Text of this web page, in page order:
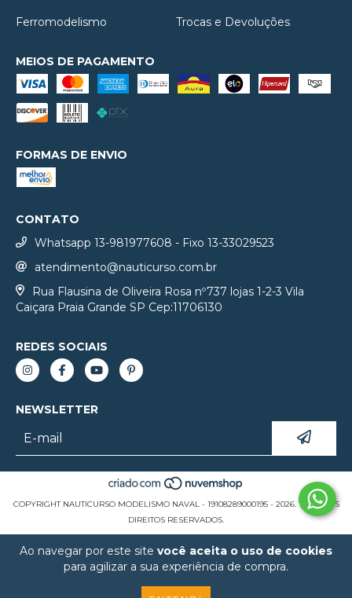
Ao navegar por este site você aceita o uso de cookies
para agilizar a sua experiência de compra.
Ferromodelismo Trocas e Devoluções
MEIOS DE PAGAMENTO
FORMAS DE ENVIO
CONTATO
Whatsapp 13-981977608 - Fixo 13-33029523
atendimento@nauticurso.com.br
Rua Flausina de Oliveira Rosa nº737 lojas 1-2-3 Vila
Caiçara Praia Grande SP Cep:11706130
REDES SOCIAIS
NEWSLETTER
COPYRIGHT NAUTICURSO MODELISMO NAVAL - 19108289000195 - 2026. TODOS OS
DIREITOS RESERVADOS.